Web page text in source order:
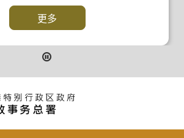
电不会显示电话号码 2835 2500 。如有疑
实或向警方反诈骗协调中心
详情请浏览以下新闻公报：
日的新闻公报
日的新闻公报
的新闻公报
更多